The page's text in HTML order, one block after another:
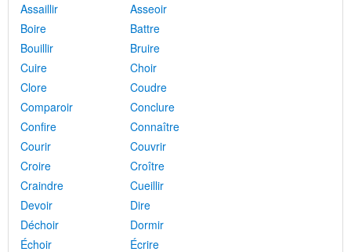
Assaillir
Asseoir
Boire
Battre
Bouillir
Bruire
Cuire
Choir
Clore
Coudre
Comparoir
Conclure
Confire
Connaître
Courir
Couvrir
Croire
Croître
Craindre
Cueillir
Devoir
Dire
Déchoir
Dormir
Échoir
Écrire